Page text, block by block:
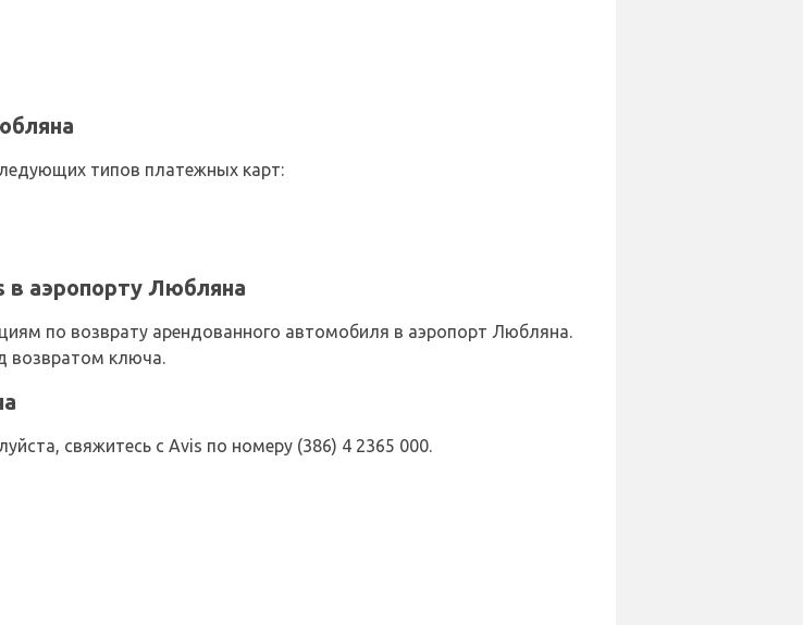
типов платежных карт:
в аэропорту Любляна
по возврату арендованного автомобиля в аэропорт Любляна.
возвратом ключа.
свяжитесь с Avis по номеру (386) 4 2365 000.